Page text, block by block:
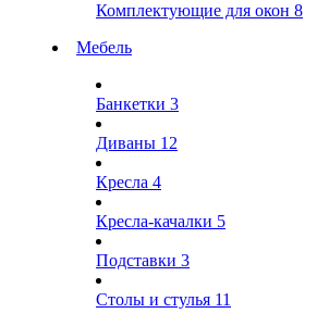
Комплектующие для окон 8
Мебель
Банкетки 3
Диваны 12
Кресла 4
Кресла-качалки 5
Подставки 3
Столы и стулья 11